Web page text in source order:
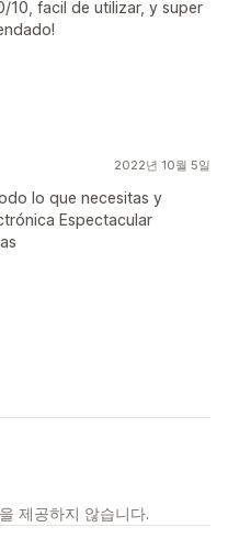
10, facil de utilizar, y super
2022년 10월 5일
lo que necesitas y
Espectacular
제공하지 않습니다.